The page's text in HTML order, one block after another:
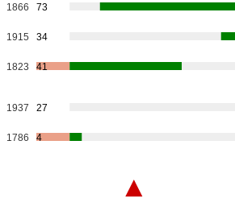
1866 73
1915 34
1823 41
1937 27
1786 4
▲